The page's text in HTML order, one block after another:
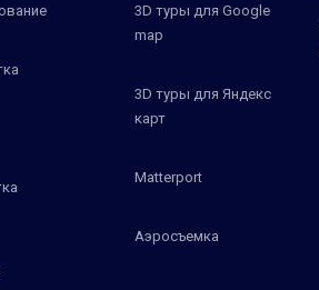
3D туры для Google
map
3D туры для Яндекс
карт
Matterport
Аэросъемка